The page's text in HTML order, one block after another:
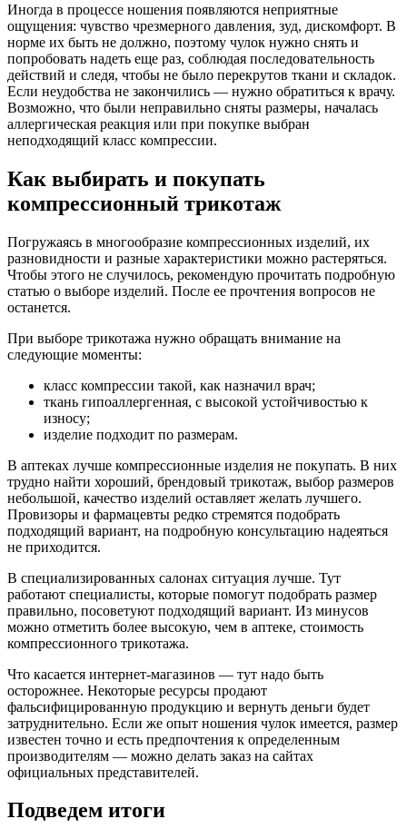
Иногда в процессе ношения появляются неприятные
ощущения: чувство чрезмерного давления, зуд, дискомфорт. В
норме их быть не должно, поэтому чулок нужно снять и
попробовать надеть еще раз, соблюдая последовательность
действий и следя, чтобы не было перекрутов ткани и складок.
Если неудобства не закончились — нужно обратиться к врачу.
Возможно, что были неправильно сняты размеры, началась
аллергическая реакция или при покупке выбран
неподходящий класс компрессии.
Как выбирать и покупать
компрессионный трикотаж
Погружаясь в многообразие компрессионных изделий, их
разновидности и разные характеристики можно растеряться.
Чтобы этого не случилось, рекомендую прочитать подробную
статью о выборе изделий. После ее прочтения вопросов не
останется.
При выборе трикотажа нужно обращать внимание на
следующие моменты:
класс компрессии такой, как назначил врач;
ткань гипоаллергенная, с высокой устойчивостью к
износу;
изделие подходит по размерам.
В аптеках лучше компрессионные изделия не покупать. В них
трудно найти хороший, брендовый трикотаж, выбор размеров
небольшой, качество изделий оставляет желать лучшего.
Провизоры и фармацевты редко стремятся подобрать
подходящий вариант, на подробную консультацию надеяться
не приходится.
В специализированных салонах ситуация лучше. Тут
работают специалисты, которые помогут подобрать размер
правильно, посоветуют подходящий вариант. Из минусов
можно отметить более высокую, чем в аптеке, стоимость
компрессионного трикотажа.
Что касается интернет-магазинов — тут надо быть
осторожнее. Некоторые ресурсы продают
фальсифицированную продукцию и вернуть деньги будет
затруднительно. Если же опыт ношения чулок имеется, размер
известен точно и есть предпочтения к определенным
производителям — можно делать заказ на сайтах
официальных представителей.
Подведем итоги